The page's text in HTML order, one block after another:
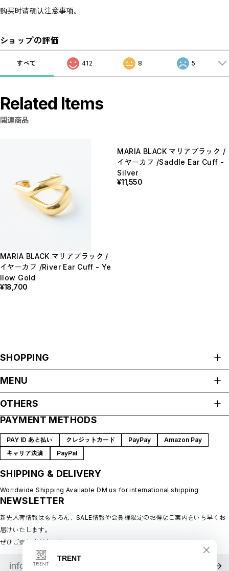
购买时请确认注意事项。
ショップの評価
すべて 412 8 5
Related Items
関連商品
MARIA BLACK マリアブラック /
イヤーカフ /River Ear Cuff - Ye
llow Gold
¥18,700
MARIA BLACK マリアブラック /
イヤーカフ /Saddle Ear Cuff -
Silver
¥11,550
SHOPPING
MENU
SHOP GUIDE
BLOG
MEMBERSHIP
LOGIN
OTHERS
プライバシーポリシー
特定商取引法に基づく表記
会員規約
PAYMENT METHODS
PAY ID あと払い クレジットカード PayPay
Amazon Pay
キャリア決済
PayPal
SHIPPING & DELIVERY
Worldwide Shipping Available DM us for international shipping
NEWSLETTER
新先入荷情報はもちろん、SALE情報や会員様限定のお得なご案内をいち早くお
届けいたします。
ぜひご登録ください♪